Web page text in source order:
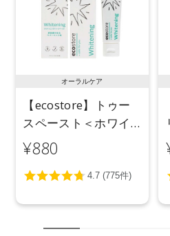
4573623432009
【店舗発売日】
ecostore(恵比寿) 取り扱いなし
Biople 取り扱いなし
※店舗での取り扱いや詳しい在庫
にお問い合わせください。
ください。
※通常はご注文より１～３営業日
商品によっては、お届けまで１～
オーラルケア
【ecostore】トゥー
スペースト＜ホワイ
トニング＞ 100g
¥880